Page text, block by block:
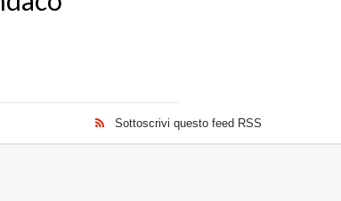
Sottoscrivi questo feed RSS